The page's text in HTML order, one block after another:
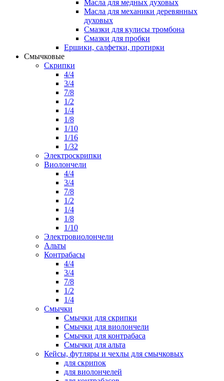
Масла для медных духовых
Масла для механики деревянных
духовых
Смазки для кулисы тромбона
Смазки для пробки
Ершики, салфетки, протирки
Смычковые
Скрипки
4/4
3/4
7/8
1/2
1/4
1/8
1/10
1/16
1/32
Электроскрипки
Виолончели
4/4
3/4
7/8
1/2
1/4
1/8
1/10
Электровиолончели
Альты
Контрабасы
4/4
3/4
7/8
1/2
1/4
Смычки
Смычки для скрипки
Смычки для виолончели
Смычки для контрабаса
Смычки для альта
Кейсы, футляры и чехлы для смычковых
для скрипок
для виолончелей